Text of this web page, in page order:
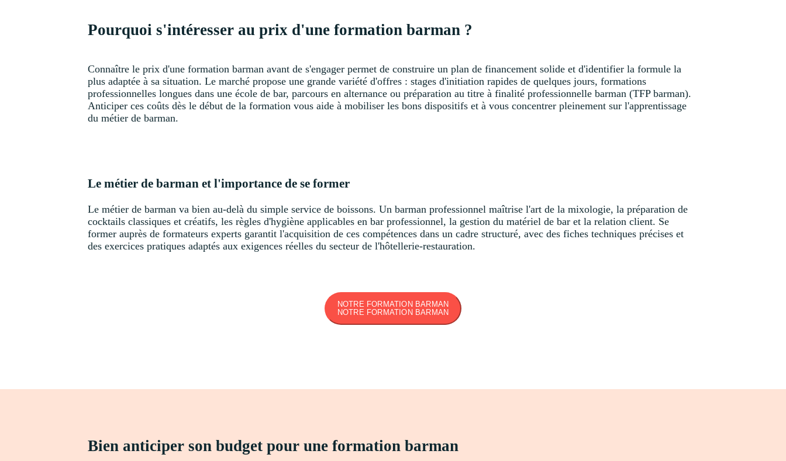
Pourquoi s'intéresser au prix d'une formation barman ?
Connaître le prix d'une formation barman avant de s'engager permet de construire un plan de financement solide et d'identifier la formule la
plus adaptée à sa situation. Le marché propose une grande variété d'offres : stages d'initiation rapides de quelques jours, formations
professionnelles longues dans une école de bar, parcours en alternance ou préparation au titre à finalité professionnelle barman (TFP barman).
Anticiper ces coûts dès le début de la formation vous aide à mobiliser les bons dispositifs et à vous concentrer pleinement sur l'apprentissage
du métier de barman.
Le métier de barman et l'importance de se former
Le métier de barman va bien au-delà du simple service de boissons. Un barman professionnel maîtrise l'art de la mixologie, la préparation de
cocktails classiques et créatifs, les règles d'hygiène applicables en bar professionnel, la gestion du matériel de bar et la relation client. Se
former auprès de formateurs experts garantit l'acquisition de ces compétences dans un cadre structuré, avec des fiches techniques précises et
des exercices pratiques adaptés aux exigences réelles du secteur de l'hôtellerie-restauration.
NOTRE FORMATION BARMAN
NOTRE FORMATION BARMAN
Bien anticiper son budget pour une formation barman